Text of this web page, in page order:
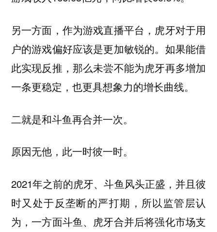
另一方面，作为游戏直播平台，虎牙对于用
户的游戏偏好应该是更加敏锐的。如果能借
此实现反推，那么未尝不能为虎牙再多增加
一条更稳定，也更具想象力的增长曲线。
二就是和斗鱼再合并一次。
原因无他，此一时彼一时。
2021年之前的虎牙、斗鱼风头正盛，并且彼
时又处于反垄断的严打期，所以监管层认
为，一方面斗鱼、虎牙合并后将强化市场支